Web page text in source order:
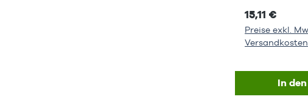
15,11 €
Preise exkl.
Versandkosten
In